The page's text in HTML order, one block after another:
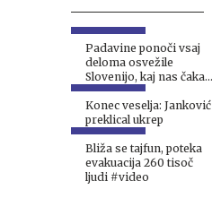
Padavine ponoči vsaj
deloma osvežile
Slovenijo, kaj nas čaka
v prihodnjih dneh?
Konec veselja: Janković
preklical ukrep
Bliža se tajfun, poteka
evakuacija 260 tisoč
ljudi #video